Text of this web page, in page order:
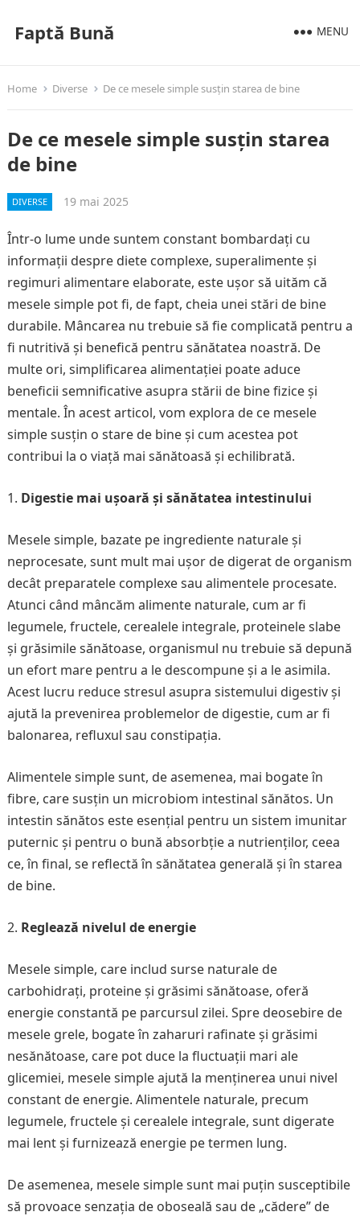
Faptă Bună MENU
Home Diverse De ce mesele simple susțin starea de bine
De ce mesele simple susțin starea
de bine
DIVERSE 19 mai 2025
Într-o lume unde suntem constant bombardați cu
informații despre diete complexe, superalimente și
regimuri alimentare elaborate, este ușor să uităm că
mesele simple pot fi, de fapt, cheia unei stări de bine
durabile. Mâncarea nu trebuie să fie complicată pentru a
fi nutritivă și benefică pentru sănătatea noastră. De
multe ori, simplificarea alimentației poate aduce
beneficii semnificative asupra stării de bine fizice și
mentale. În acest articol, vom explora de ce mesele
simple susțin o stare de bine și cum acestea pot
contribui la o viață mai sănătoasă și echilibrată.
Digestie mai ușoară și sănătatea intestinului
Mesele simple, bazate pe ingrediente naturale și
neprocesate, sunt mult mai ușor de digerat de organism
decât preparatele complexe sau alimentele procesate.
Atunci când mâncăm alimente naturale, cum ar fi
legumele, fructele, cerealele integrale, proteinele slabe
și grăsimile sănătoase, organismul nu trebuie să depună
un efort mare pentru a le descompune și a le asimila.
Acest lucru reduce stresul asupra sistemului digestiv și
ajută la prevenirea problemelor de digestie, cum ar fi
balonarea, refluxul sau constipația.
Alimentele simple sunt, de asemenea, mai bogate în
fibre, care susțin un microbiom intestinal sănătos. Un
intestin sănătos este esențial pentru un sistem imunitar
puternic și pentru o bună absorbție a nutrienților, ceea
ce, în final, se reflectă în sănătatea generală și în starea
de bine.
Reglează nivelul de energie
Mesele simple, care includ surse naturale de
carbohidrați, proteine și grăsimi sănătoase, oferă
energie constantă pe parcursul zilei. Spre deosebire de
mesele grele, bogate în zaharuri rafinate și grăsimi
nesănătoase, care pot duce la fluctuații mari ale
glicemiei, mesele simple ajută la menținerea unui nivel
constant de energie. Alimentele naturale, precum
legumele, fructele și cerealele integrale, sunt digerate
mai lent și furnizează energie pe termen lung.
De asemenea, mesele simple sunt mai puțin susceptibile
să provoace senzația de oboseală sau de „cădere” de